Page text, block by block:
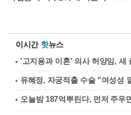
이시간 핫뉴스
'고지용과 이혼' 의사 허양임, 새
유혜정, 자궁적출 수술 "여성성